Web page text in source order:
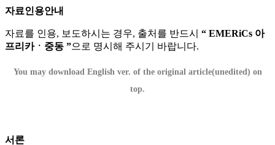
자료인용안내
자료를 인용, 보도하시는 경우, 출처를 반드시 “ EMERiCs 아
프리카ㆍ중동 ”으로 명시해 주시기 바랍니다.
You may download English ver. of the original article(unedited) on
top.
서론